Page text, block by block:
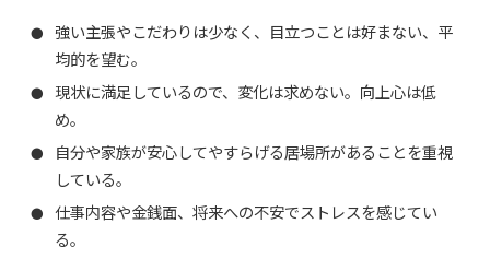
●
強い主張やこだわりは少なく、目立つことは好まない、平
均的を望む。
●
現状に満足しているので、変化は求めない。向上心は低
め。
●
自分や家族が安心してやすらげる居場所があることを重視
している。
●
仕事内容や金銭面、将来への不安でストレスを感じてい
る。